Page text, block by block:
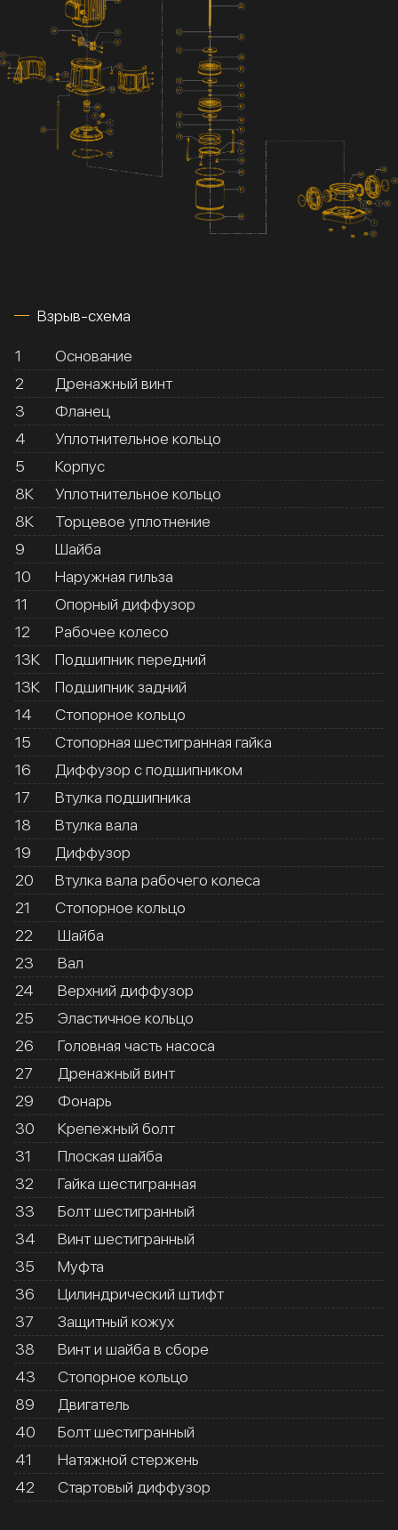
Взрыв-схема
1
Основание
2
Дренажный винт
3
Фланец
4
Уплотнительное кольцо
5
Корпус
8К
Уплотнительное кольцо
8К
Торцевое уплотнение
9
Шайба
10
Наружная гильза
11
Опорный диффузор
12
Рабочее колесо
13К
Подшипник передний
13К
Подшипник задний
14
Стопорное кольцо
15
Стопорная шестигранная гайка
16
Диффузор с подшипником
17
Втулка подшипника
18
Втулка вала
19
Диффузор
20
Втулка вала рабочего колеса
21
Стопорное кольцо
22
Шайба
23
Вал
24
Верхний диффузор
25
Эластичное кольцо
26
Головная часть насоса
27
Дренажный винт
29
Фонарь
30
Крепежный болт
31
Плоская шайба
32
Гайка шестигранная
33
Болт шестигранный
34
Винт шестигранный
35
Муфта
36
Цилиндрический штифт
37
Защитный кожух
38
Винт и шайба в сборе
43
Стопорное кольцо
89
Двигатель
40
Болт шестигранный
41
Натяжной стержень
42
Стартовый диффузор